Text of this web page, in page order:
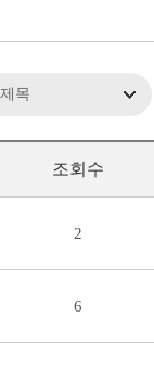
조회수
2
6